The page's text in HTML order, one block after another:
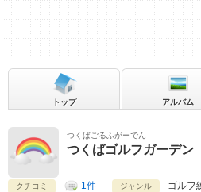
つくばごるふがーでん
つくばゴルフガーデン
クチコミ 1件 ジャンル ゴルフ
トップ アルバム